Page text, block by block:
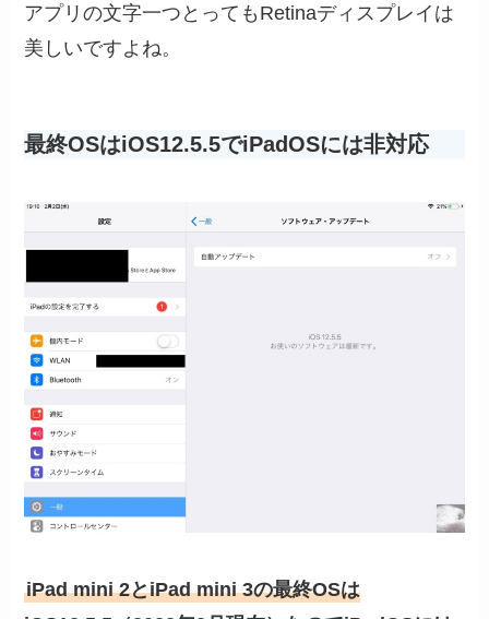
アプリの文字一つとってもRetinaディスプレイは
美しいですよね。
最終OSはiOS12.5.5でiPadOSには非対応
iPad mini 2とiPad mini 3の最終OSは